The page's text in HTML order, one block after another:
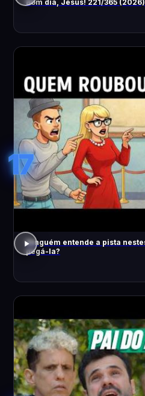
Bom dia, Jesus! 221/365 (2026)
17
Ninguém entende a pista
pegá-la?